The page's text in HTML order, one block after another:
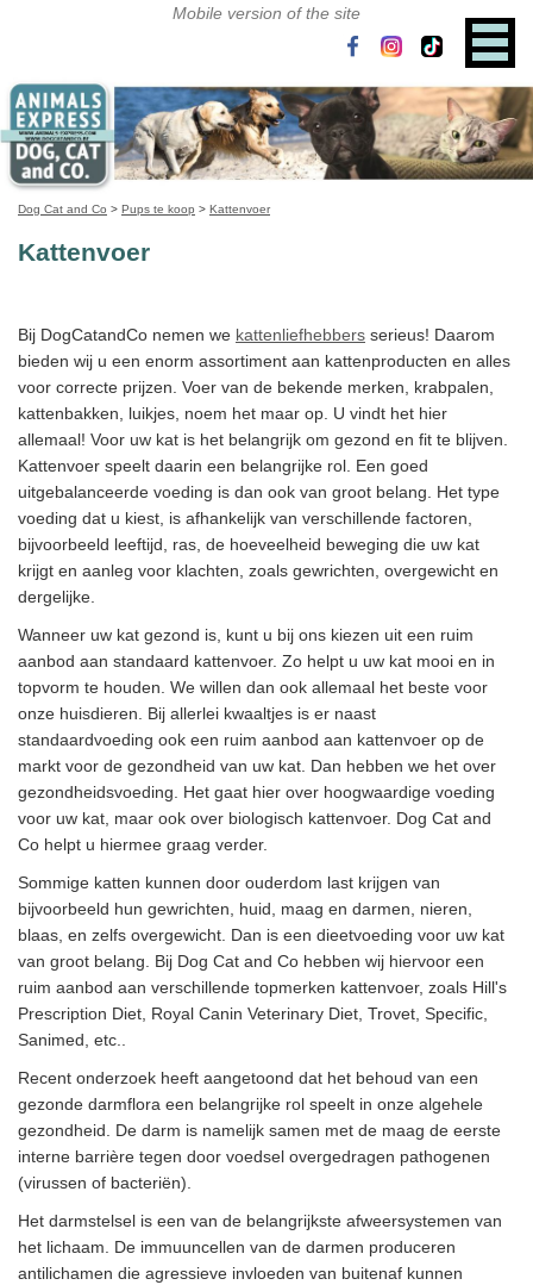
Dog Cat and Co > Pups te koop > Kattenvoer
Kattenvoer
Bij DogCatandCo nemen we kattenliefhebbers serieus! Daarom
bieden wij u een enorm assortiment aan kattenproducten en alles
voor correcte prijzen. Voer van de bekende merken, krabpalen,
kattenbakken, luikjes, noem het maar op. U vindt het hier
allemaal! Voor uw kat is het belangrijk om gezond en fit te blijven.
Kattenvoer speelt daarin een belangrijke rol. Een goed
uitgebalanceerde voeding is dan ook van groot belang. Het type
voeding dat u kiest, is afhankelijk van verschillende factoren,
bijvoorbeeld leeftijd, ras, de hoeveelheid beweging die uw kat
krijgt en aanleg voor klachten, zoals gewrichten, overgewicht en
dergelijke.
Wanneer uw kat gezond is, kunt u bij ons kiezen uit een ruim
aanbod aan standaard kattenvoer. Zo helpt u uw kat mooi en in
topvorm te houden. We willen dan ook allemaal het beste voor
onze huisdieren. Bij allerlei kwaaltjes is er naast
standaardvoeding ook een ruim aanbod aan kattenvoer op de
markt voor de gezondheid van uw kat. Dan hebben we het over
gezondheidsvoeding. Het gaat hier over hoogwaardige voeding
voor uw kat, maar ook over biologisch kattenvoer. Dog Cat and
Co helpt u hiermee graag verder.
Sommige katten kunnen door ouderdom last krijgen van
bijvoorbeeld hun gewrichten, huid, maag en darmen, nieren,
blaas, en zelfs overgewicht. Dan is een dieetvoeding voor uw kat
van groot belang. Bij Dog Cat and Co hebben wij hiervoor een
ruim aanbod aan verschillende topmerken kattenvoer, zoals Hill's
Prescription Diet, Royal Canin Veterinary Diet, Trovet, Specific,
Sanimed, etc..
Recent onderzoek heeft aangetoond dat het behoud van een
gezonde darmflora een belangrijke rol speelt in onze algehele
gezondheid. De darm is namelijk samen met de maag de eerste
interne barrière tegen door voedsel overgedragen pathogenen
(virussen of bacteriën).
Het darmstelsel is een van de belangrijkste afweersystemen van
het lichaam. De immuuncellen van de darmen produceren
antilichamen die agressieve invloeden van buitenaf kunnen